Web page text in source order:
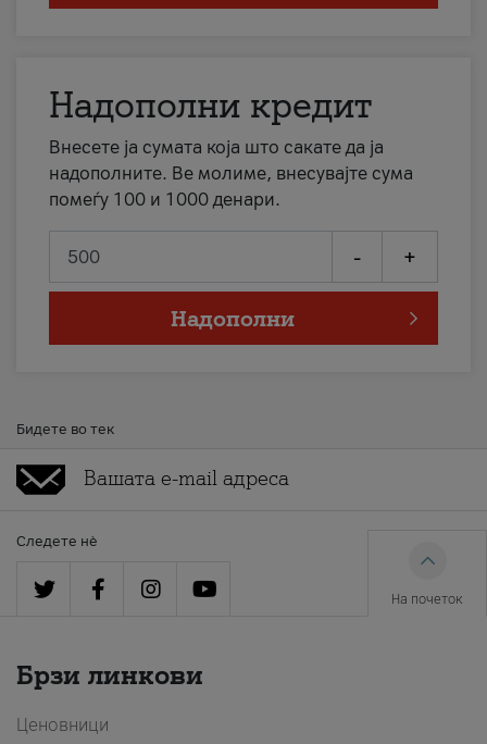
Надополни кредит
Внесете ја сумата која што сакате да ја
надополните. Ве молиме, внесувајте сума
помеѓу 100 и 1000 денари.
- +
Надополни
Бидете во тек
Следете нè
На почеток
Брзи линкови
Ценовници